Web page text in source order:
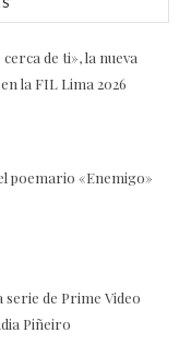
de ti», la nueva
la FIL Lima 2026
poemario «Enemigo»
serie de Prime Video
Piñeiro